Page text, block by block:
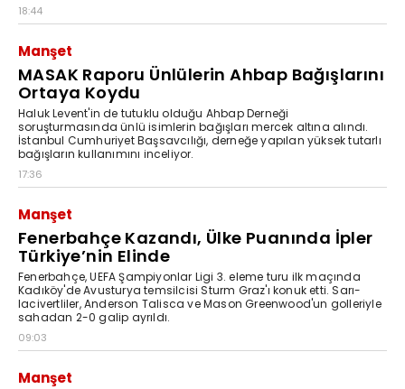
18:44
Manşet
MASAK Raporu Ünlülerin Ahbap Bağışlarını
Ortaya Koydu
Haluk Levent'in de tutuklu olduğu Ahbap Derneği
soruşturmasında ünlü isimlerin bağışları mercek altına alındı.
İstanbul Cumhuriyet Başsavcılığı, derneğe yapılan yüksek tutarlı
bağışların kullanımını inceliyor.
17:36
Manşet
Fenerbahçe Kazandı, Ülke Puanında İpler
Türkiye’nin Elinde
Fenerbahçe, UEFA Şampiyonlar Ligi 3. eleme turu ilk maçında
Kadıköy'de Avusturya temsilcisi Sturm Graz'ı konuk etti. Sarı-
lacivertliler, Anderson Talisca ve Mason Greenwood'un golleriyle
sahadan 2-0 galip ayrıldı.
09:03
Manşet